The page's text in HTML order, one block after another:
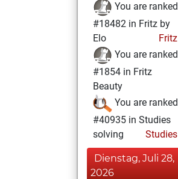
You are ranked
#18482 in Fritz by
Elo
Fritz
You are ranked
#1854 in Fritz
Beauty
You are ranked
#40935 in Studies
solving
Studies
Dienstag, Juli 28,
2026